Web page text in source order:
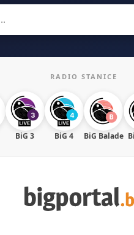
RADIO STANICE
BiG 3 BiG 4 BiG Balade